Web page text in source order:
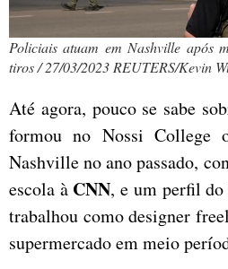
Policiais atuam em Nashville após
tiros / 27/03/2023 REUTERS/Kevin
Até agora, pouco se sabe
formou no Nossi
Nashville no ano passado,
escola à CNN, e um perfil
trabalhou como designer
supermercado em meio